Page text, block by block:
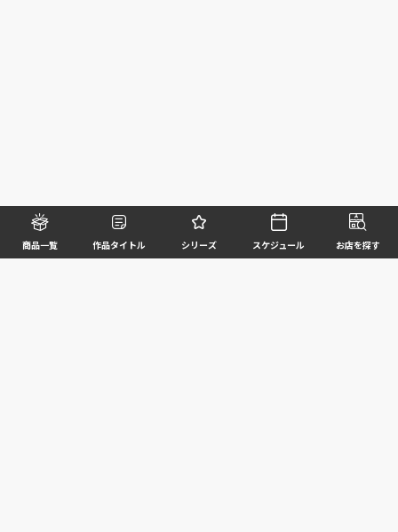
商品一覧 作品タイトル シリーズ スケジュール お店を探す